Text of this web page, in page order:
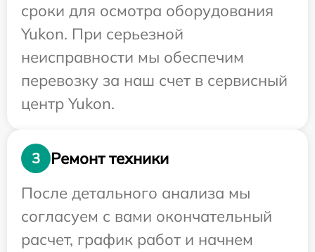
сроки для осмотра оборудования
Yukon. При серьезной
неисправности мы обеспечим
перевозку за наш счет в сервисный
центр Yukon.
3
Ремонт техники
После детального анализа мы
согласуем с вами окончательный
расчет, график работ и начнем